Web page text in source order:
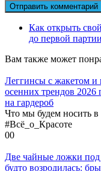
Как открыть
до первой партии
Вам также может
Леггинсы с жакетом
осенних трендов 2026
на гардероб
Что мы будем носить в
#Всё_о_Красоте
00
Две чайные ложки
будто возродилась: